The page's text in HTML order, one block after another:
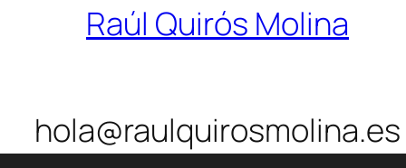
Raúl Quirós Molina
hola@raulquirosmolina.es